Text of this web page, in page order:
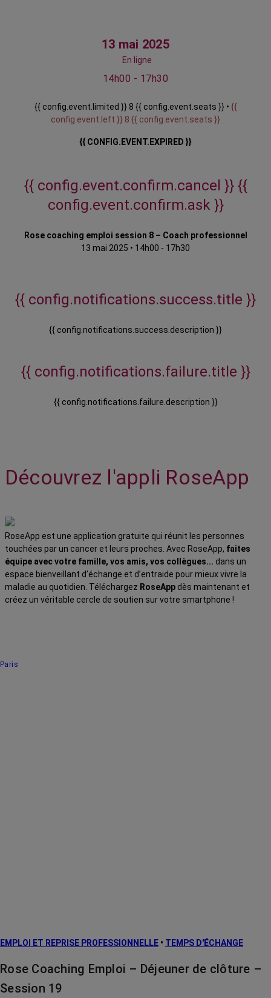
13 mai 2025
En ligne
14h00 - 17h30
{{ config.event.limited }} 8 {{ config.event.seats }} • {{
config.event.left }} 8 {{ config.event.seats }}
{{ CONFIG.EVENT.EXPIRED }}
{{ config.event.confirm.cancel }} {{
config.event.confirm.ask }}
Rose coaching emploi session 8 – Coach professionnel
13 mai 2025 • 14h00 - 17h30
{{ config.notifications.success.title }}
{{ config.notifications.success.description }}
{{ config.notifications.failure.title }}
{{ config.notifications.failure.description }}
Découvrez l'appli RoseApp
RoseApp est une application gratuite qui réunit les personnes
touchées par un cancer et leurs proches. Avec RoseApp, faites
équipe avec votre famille, vos amis, vos collègues... dans un
espace bienveillant d’échange et d’entraide pour mieux vivre la
maladie au quotidien. Téléchargez RoseApp dès maintenant et
créez un véritable cercle de soutien sur votre smartphone !
Paris
EMPLOI ET REPRISE PROFESSIONNELLE • TEMPS D'ÉCHANGE
Rose Coaching Emploi – Déjeuner de clôture –
Session 19